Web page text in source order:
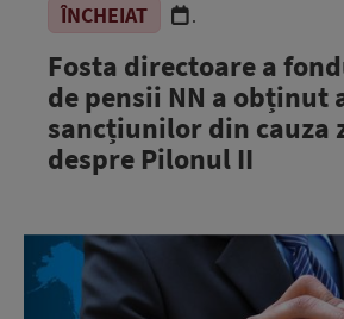
ÎNCHEIAT .
Fosta directoare a
de pensii NN a obținut
sancțiunilor din cauza
despre Pilonul II